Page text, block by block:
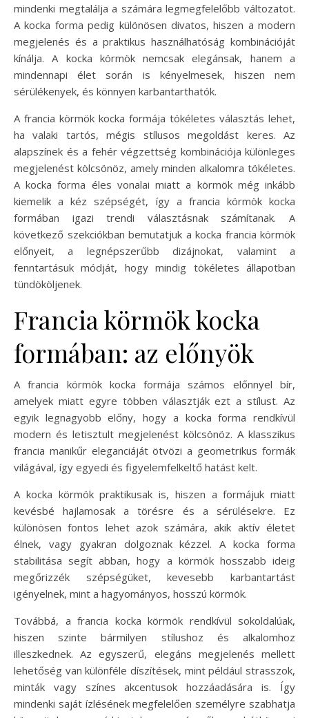
mindenki megtalálja a számára legmegfelelőbb változatot.
A kocka forma pedig különösen divatos, hiszen a modern
megjelenés és a praktikus használhatóság kombinációját
kínálja. A kocka körmök nemcsak elegánsak, hanem a
mindennapi élet során is kényelmesek, hiszen nem
sérülékenyek, és könnyen karbantarthatók.
A francia körmök kocka formája tökéletes választás lehet,
ha valaki tartós, mégis stílusos megoldást keres. Az
alapszínek és a fehér végzettség kombinációja különleges
megjelenést kölcsönöz, amely minden alkalomra tökéletes.
A kocka forma éles vonalai miatt a körmök még inkább
kiemelik a kéz szépségét, így a francia körmök kocka
formában igazi trendi választásnak számítanak. A
következő szekciókban bemutatjuk a kocka francia körmök
előnyeit, a legnépszerűbb dizájnokat, valamint a
fenntartásuk módját, hogy mindig tökéletes állapotban
tündököljenek.
Francia körmök kocka
formában: az előnyök
A francia körmök kocka formája számos előnnyel bír,
amelyek miatt egyre többen választják ezt a stílust. Az
egyik legnagyobb előny, hogy a kocka forma rendkívül
modern és letisztult megjelenést kölcsönöz. A klasszikus
francia manikűr eleganciáját ötvözi a geometrikus formák
világával, így egyedi és figyelemfelkeltő hatást kelt.
A kocka körmök praktikusak is, hiszen a formájuk miatt
kevésbé hajlamosak a törésre és a sérülésekre. Ez
különösen fontos lehet azok számára, akik aktív életet
élnek, vagy gyakran dolgoznak kézzel. A kocka forma
stabilitása segít abban, hogy a körmök hosszabb ideig
megőrizzék szépségüket, kevesebb karbantartást
igényelnek, mint a hagyományos, hosszú körmök.
Továbbá, a francia kocka körmök rendkívül sokoldalúak,
hiszen szinte bármilyen stílushoz és alkalomhoz
illeszkednek. Az egyszerű, elegáns megjelenés mellett
lehetőség van különféle díszítések, mint például strasszok,
minták vagy színes akcentusok hozzáadására is. Így
mindenki saját ízlésének megfelelően személyre szabhatja